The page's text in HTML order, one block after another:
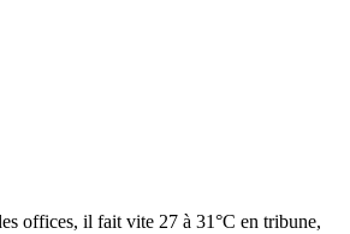
offices, il fait vite 27 à 31°C en tribune,